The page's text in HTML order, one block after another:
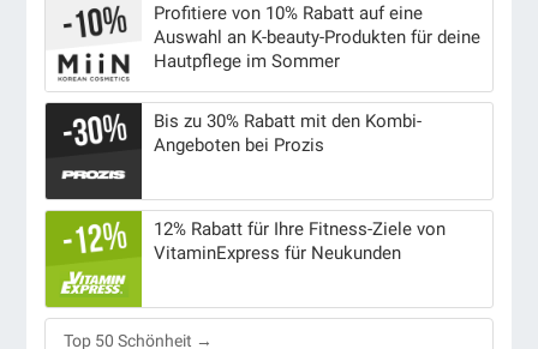
Profitiere von 10% Rabatt auf eine
Auswahl an K-beauty-Produkten für deine
Hautpflege im Sommer
Bis zu 30% Rabatt mit den Kombi-
Angeboten bei Prozis
12% Rabatt für Ihre Fitness-Ziele von
VitaminExpress für Neukunden
Top 50 Schönheit →